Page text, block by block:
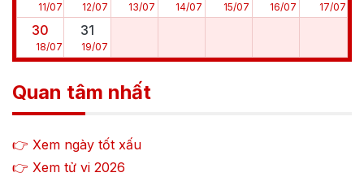
11/07 12/07 13/07 14/07 15/07 16/07 17/07
30
18/07
31
19/07
Quan tâm nhất
👉 Xem ngày tốt xấu
👉 Xem tử vi 2026